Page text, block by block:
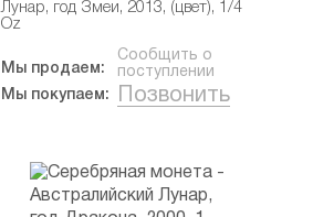
Лунар, год Змеи, 2013, (цвет), 1/4
Oz
Мы продаем:
Сообщить о
поступлении
Мы покупаем:
Позвонить